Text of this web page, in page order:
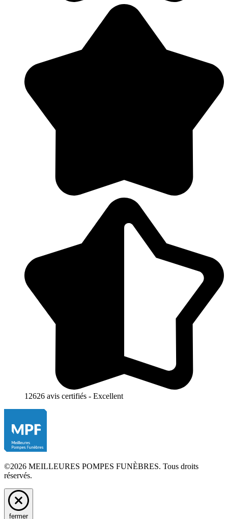
12626 avis certifiés - Excellent
©2026 MEILLEURES POMPES FUNÈBRES. Tous droits
réservés.
fermer